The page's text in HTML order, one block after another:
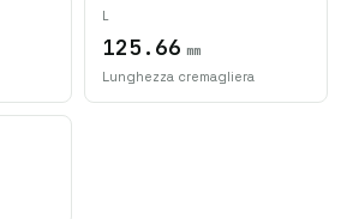
L
125.66 mm
Lunghezza cremagliera